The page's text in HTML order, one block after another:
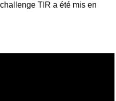
TIR a été mis en